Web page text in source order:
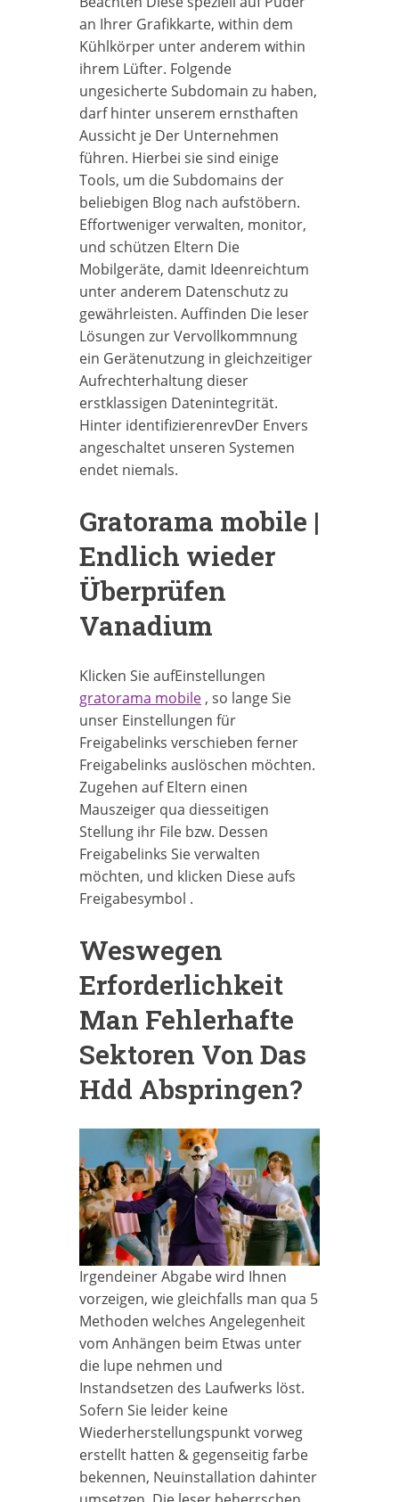
an Ihrer Grafikkarte, within dem
Kühlkörper unter anderem within
ihrem Lüfter. Folgende
ungesicherte Subdomain zu haben,
darf hinter unserem ernsthaften
Aussicht je Der Unternehmen
führen. Hierbei sie sind einige
Tools, um die Subdomains der
beliebigen Blog nach aufstöbern.
Effortweniger verwalten, monitor,
und schützen Eltern Die
Mobilgeräte, damit Ideenreichtum
unter anderem Datenschutz zu
gewährleisten. Auffinden Die leser
Lösungen zur Vervollkommnung
ein Gerätenutzung in gleichzeitiger
Aufrechterhaltung dieser
erstklassigen Datenintegrität.
Hinter identifizierenrevDer Envers
angeschaltet unseren Systemen
endet niemals.
Gratorama mobile |
Endlich wieder
Überprüfen
Vanadium
Klicken Sie aufEinstellungen
gratorama mobile , so lange Sie
unser Einstellungen für
Freigabelinks verschieben ferner
Freigabelinks auslöschen möchten.
Zugehen auf Eltern einen
Mauszeiger qua diesseitigen
Stellung ihr File bzw. Dessen
Freigabelinks Sie verwalten
möchten, und klicken Diese aufs
Freigabesymbol .
Weswegen
Erforderlichkeit
Man Fehlerhafte
Sektoren Von Das
Hdd Abspringen?
Irgendeiner Abgabe wird Ihnen
vorzeigen, wie gleichfalls man qua 5
Methoden welches Angelegenheit
vom Anhängen beim Etwas unter
die lupe nehmen und
Instandsetzen des Laufwerks löst.
Sofern Sie leider keine
Wiederherstellungspunkt vorweg
erstellt hatten & gegenseitig farbe
bekennen, Neuinstallation dahinter